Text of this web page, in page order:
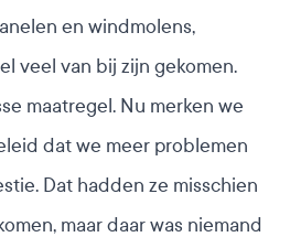
en windmolens,
veel van bij zijn gekomen.
maatregel. Nu merken we
dat we meer problemen
Dat hadden ze misschien
maar daar was niemand